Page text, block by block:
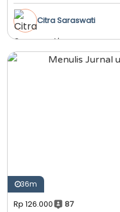
Citra Saraswati
36m
Rp 126.000 87